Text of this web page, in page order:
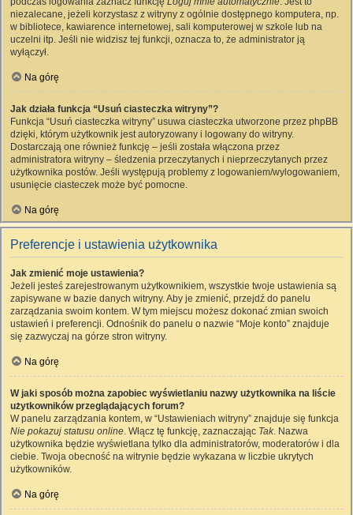
niezalecane, jeżeli korzystasz z witryny z ogólnie dostępnego komputera, np.
w bibliotece, kawiarence internetowej, sali komputerowej w szkole lub na
uczelni itp. Jeśli nie widzisz tej funkcji, oznacza to, że administrator ją
wyłączył.
Na górę
Jak działa funkcja “Usuń ciasteczka witryny”?
Funkcja “Usuń ciasteczka witryny” usuwa ciasteczka utworzone przez phpBB
dzięki, którym użytkownik jest autoryzowany i logowany do witryny.
Dostarczają one również funkcję – jeśli została włączona przez
administratora witryny – śledzenia przeczytanych i nieprzeczytanych przez
użytkownika postów. Jeśli występują problemy z logowaniem/wylogowaniem,
usunięcie ciasteczek może być pomocne.
Na górę
Preferencje i ustawienia użytkownika
Jak zmienić moje ustawienia?
Jeżeli jesteś zarejestrowanym użytkownikiem, wszystkie twoje ustawienia są
zapisywane w bazie danych witryny. Aby je zmienić, przejdź do panelu
zarządzania swoim kontem. W tym miejscu możesz dokonać zmian swoich
ustawień i preferencji. Odnośnik do panelu o nazwie “Moje konto” znajduje
się zazwyczaj na górze stron witryny.
Na górę
W jaki sposób można zapobiec wyświetlaniu nazwy użytkownika na liście
użytkowników przeglądających forum?
W panelu zarządzania kontem, w “Ustawieniach witryny” znajduje się funkcja
Nie pokazuj statusu online. Włącz tę funkcję, zaznaczając Tak. Nazwa
użytkownika będzie wyświetlana tylko dla administratorów, moderatorów i dla
ciebie. Twoja obecność na witrynie będzie wykazana w liczbie ukrytych
użytkowników.
Na górę